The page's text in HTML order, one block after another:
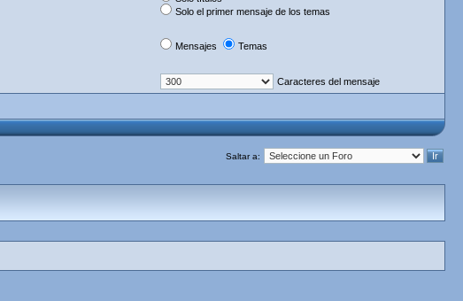
Solo el primer mensaje de los temas
Mensajes Temas
Caracteres del mensaje
Saltar a: